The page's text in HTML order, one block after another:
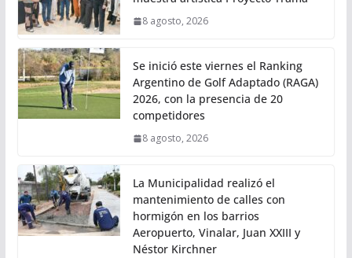
8 agosto, 2026
Se inició este viernes el Ranking
Argentino de Golf Adaptado (RAGA)
2026, con la presencia de 20
competidores
8 agosto, 2026
La Municipalidad realizó el
mantenimiento de calles con
hormigón en los barrios
Aeropuerto, Vinalar, Juan XXIII y
Néstor Kirchner